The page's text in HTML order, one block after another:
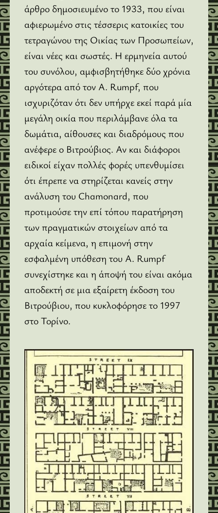
άρθρο δημοσιευμένο το 1933, που είναι
αφιερωμένο στις τέσσερις κατοικίες του
τετραγώνου της Οικίας των Προσωπείων,
είναι νέες και σωστές. Η ερμηνεία αυτού
του συνόλου, αμφισβητήθηκε δύο χρόνια
αργότερα από τον A. Rumpf, που
ισχυριζόταν ότι δεν υπήρχε εκεί παρά μία
μεγάλη οικία που περιλάμβανε όλα τα
δωμάτια, αίθουσες και διαδρόμους που
ανέφερε ο Βιτρούβιος. Αν και διάφοροι
ειδικοί είχαν πολλές φορές υπενθυμίσει
ότι έπρεπε να στηρίζεται κανείς στην
ανάλυση του Chamonard, που
προτιμούσε την επί τόπου παρατήρηση
των πραγματικών στοιχείων από τα
αρχαία κείμενα, η επιμονή στην
εσφαλμένη υπόθεση του A. Rumpf
συνεχίστηκε και η άποψή του είναι ακόμα
αποδεκτή σε μια εξαίρετη έκδοση του
Βιτρούβιου, που κυκλοφόρησε το 1997
στο Τορίνο.